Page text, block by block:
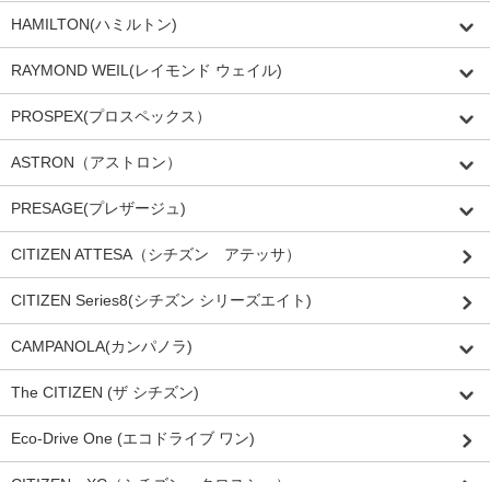
HAMILTON(ハミルトン)
RAYMOND WEIL(レイモンド ウェイル)
PROSPEX(プロスペックス）
ASTRON（アストロン）
PRESAGE(プレザージュ)
CITIZEN ATTESA（シチズン アテッサ）
CITIZEN Series8(シチズン シリーズエイト)
CAMPANOLA(カンパノラ)
The CITIZEN (ザ シチズン)
Eco-Drive One (エコドライブ ワン)